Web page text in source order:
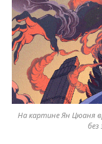
На картине Ян Цюаня